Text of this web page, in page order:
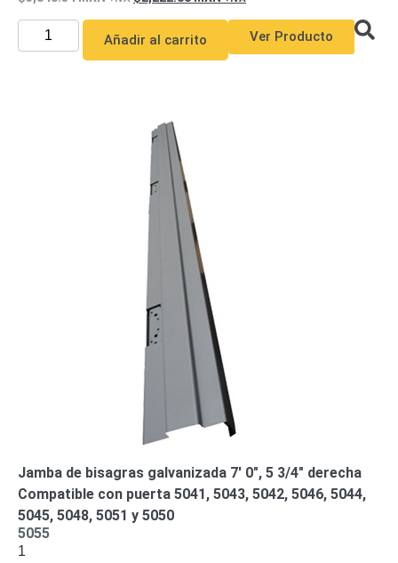
Añadir al carrito Ver Producto
Jamba de bisagras galvanizada 7′ 0″, 5 3/4″ derecha
Compatible con puerta 5041, 5043, 5042, 5046, 5044,
5045, 5048, 5051 y 5050
5055
1